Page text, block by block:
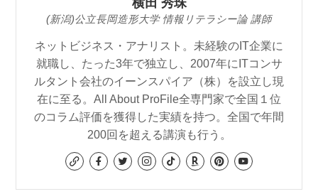
(新潟)公立長岡造形大学 情報リテラシー論 講師
ネットビジネス・アナリスト。未経験のIT企業に
就職し、たった3年で独立し、2007年にITコンサ
ルタント会社のイーンスパイア（株）を設立し現
在に至る。All About ProFile全専門家で全国１位
のコラム評価を獲得した実績を持つ。全国で年間
200回を超える講演も行う。